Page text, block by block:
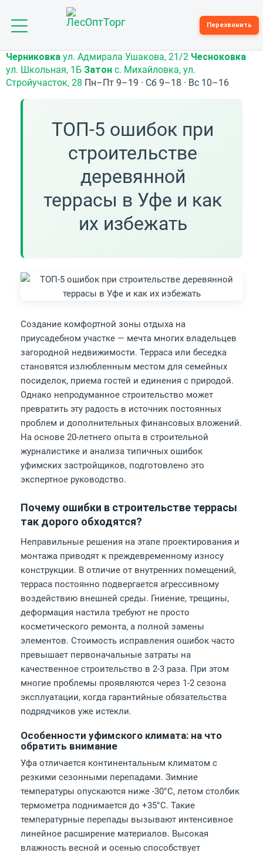
Toggle
Перезвонить
Черниковка ул. Адмирала Ушакова, 21/2 Чесноковка
ул. Школьная, 1Б Затон с. Михайловка, ул.
Стройучасток, 28 Пн–Пт 9–19 · Сб 9–18 · Вс 10–16
ТОП-5 ошибок при
строительстве
деревянной
террасы в Уфе и как
их избежать
Создание комфортной зоны отдыха на
приусадебном участке — мечта многих владельцев
загородной недвижимости. Терраса или беседка
становятся излюбленным местом для семейных
посиделок, приема гостей и единения с природой.
Однако непродуманное строительство может
превратить эту радость в источник постоянных
проблем и дополнительных финансовых вложений.
На основе 20-летнего опыта в строительной
журналистике и анализа типичных ошибок
уфимских застройщиков, подготовлено это
экспертное руководство.
Почему ошибки в строительстве террасы
так дорого обходятся?
Неправильные решения на этапе проектирования и
монтажа приводят к преждевременному износу
конструкции. В отличие от внутренних помещений,
терраса постоянно подвергается агрессивному
воздействию внешней среды. Гниение, трещины,
деформация настила требуют не просто
косметического ремонта, а полной замены
элементов. Стоимость исправления ошибок часто
превышает первоначальные затраты на
качественное строительство в 2-3 раза. При этом
многие проблемы проявляются через 1-2 сезона
эксплуатации, когда гарантийные обязательства
подрядчиков уже истекли.
Особенности уфимского климата: на что
обратить внимание
Уфа отличается континентальным климатом с
резкими сезонными перепадами. Зимние
температуры опускаются ниже -30°C, летом столбик
термометра поднимается до +35°C. Такие
температурные перепады вызывают интенсивное
линейное расширение материалов. Высокая
влажность весной и осенью способствует